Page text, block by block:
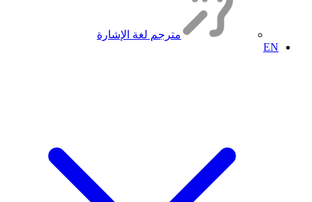
مترجم لغة الإشارة
EN